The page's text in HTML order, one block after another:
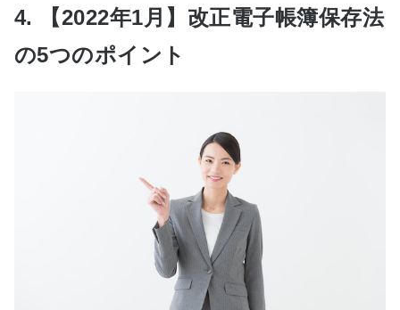
4. 【2022年1月】改正電子帳簿保存法
の5つのポイント